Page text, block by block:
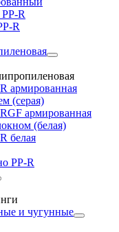
R
R
армированная
(серая)
армированная
(белая)
белая
PP-R
и чугунные